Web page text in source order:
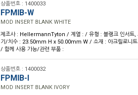
상품번호 : 1400033
FPMIB-W
MOD INSERT BLANK WHITE
제조사 : HellermannTyton / 계열 : / 유형 : 블랭크 인서트,
기/치수 : 23.50mm H x 50.00mm W / 소재 : 아크릴로니트
/ 함께 사용 가능/관련 부품 :
상품번호 : 1400032
FPMIB-I
MOD INSERT BLANK IVORY